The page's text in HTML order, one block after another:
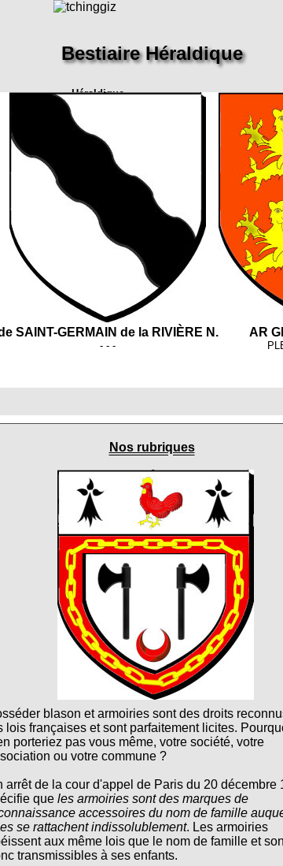
Bestiaire Héraldique
Héraldique
Héraldique
Guides
SAINT-GERMAIN de la RIVIÈRE N.
- - -
AR
Nos rubriques
blason et armoiries sont des droits
lois françaises et sont parfaitement licites.
porteriez pas vous même, votre société, votre
ou votre commune ?
arrêt de la cour d'appel de Paris du 20 décembre
que les armoiries sont des marques de
accessoires du nom de famille
se rattachent indissolublement. Les armoiries
aux même lois que le nom de famille et
transmissibles à ses enfants.